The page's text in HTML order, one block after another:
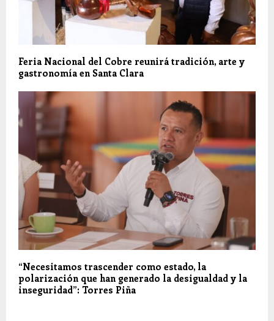
Feria Nacional del Cobre reunirá tradición, arte y
gastronomía en Santa Clara
“Necesitamos trascender como estado, la
polarización que han generado la desigualdad y la
inseguridad”: Torres Piña